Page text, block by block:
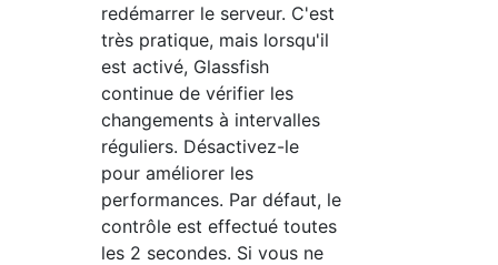
redémarrer le serveur. C'est
très pratique, mais lorsqu'il
est activé, Glassfish
continue de vérifier les
changements à intervalles
réguliers. Désactivez-le
pour améliorer les
performances. Par défaut, le
contrôle est effectué toutes
les 2 secondes. Si vous ne